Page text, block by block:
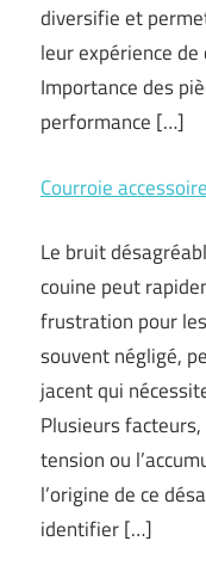
diversifie et
leur expérience
Importance des
performance […]
Courroie
Le bruit
couine peut
frustration pour
souvent négligé,
jacent qui
Plusieurs
tension ou
l’origine de ce
identifier […]